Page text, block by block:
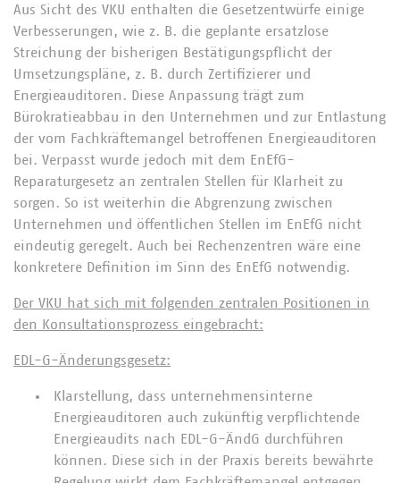
Aus Sicht des VKU enthalten die Gesetzentwürfe einige
Verbesserungen, wie z. B. die geplante ersatzlose
Streichung der bisherigen Bestätigungspflicht der
Umsetzungspläne, z. B. durch Zertifizierer und
Energieauditoren. Diese Anpassung trägt zum
Bürokratieabbau in den Unternehmen und zur Entlastung
der vom Fachkräftemangel betroffenen Energieauditoren
bei. Verpasst wurde jedoch mit dem EnEfG-
Reparaturgesetz an zentralen Stellen für Klarheit zu
sorgen. So ist weiterhin die Abgrenzung zwischen
Unternehmen und öffentlichen Stellen im EnEfG nicht
eindeutig geregelt. Auch bei Rechenzentren wäre eine
konkretere Definition im Sinn des EnEfG notwendig.
Der VKU hat sich mit folgenden zentralen Positionen in
den Konsultationsprozess eingebracht:
EDL-G-Änderungsgesetz:
Klarstellung, dass unternehmensinterne
Energieauditoren auch zukünftig verpflichtende
Energieaudits nach EDL-G-ÄndG durchführen
können. Diese sich in der Praxis bereits bewährte